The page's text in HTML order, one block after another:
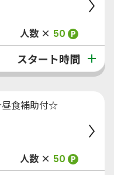
人数 × 50 P
スタート時間
昼食補助付☆
人数 × 50 P